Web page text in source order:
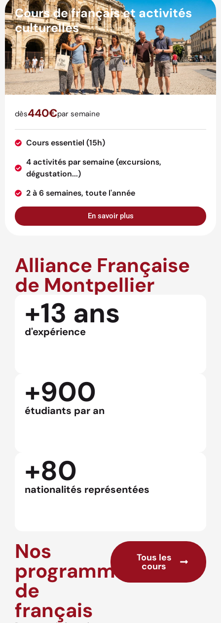
Cours de français et activités
culturelles
dès440€par semaine
Cours essentiel (15h)
4 activités par semaine (excursions,
dégustation...)
2 à 6 semaines, toute l'année
En savoir plus
Alliance Française
de Montpellier
+13 ans
d'expérience
+900
étudiants par an
+80
nationalités représentées
Nos
programmes
de
français
Tous les
cours